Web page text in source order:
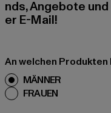
nds, Angebote
er E-Mail!
An welchen
MÄNNER
FRAUEN